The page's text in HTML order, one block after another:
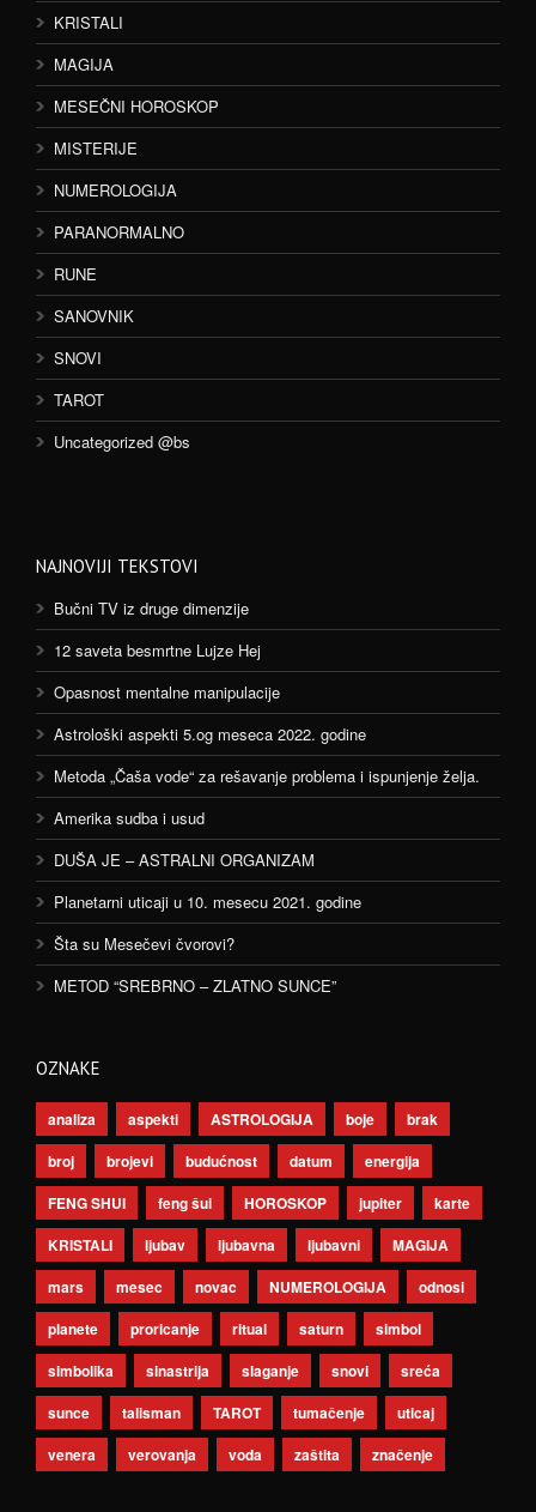
KRISTALI
MAGIJA
MESEČNI HOROSKOP
MISTERIJE
NUMEROLOGIJA
PARANORMALNO
RUNE
SANOVNIK
SNOVI
TAROT
Uncategorized @bs
NAJNOVIJI TEKSTOVI
Bučni TV iz druge dimenzije
12 saveta besmrtne Lujze Hej
Opasnost mentalne manipulacije
Astrološki aspekti 5.og meseca 2022. godine
Metoda „Čaša vode“ za rešavanje problema i ispunjenje želja.
Amerika sudba i usud
DUŠA JE – ASTRALNI ORGANIZAM
Planetarni uticaji u 10. mesecu 2021. godine
Šta su Mesečevi čvorovi?
METOD “SREBRNO – ZLATNO SUNCE”
OZNAKE
analiza aspekti ASTROLOGIJA boje
brak
broj
brojevi budućnost datum
energija
FENG SHUI
feng šui HOROSKOP jupiter
karte
KRISTALI
ljubav ljubavna ljubavni
MAGIJA
mars
mesec novac NUMEROLOGIJA
odnosi
planete
proricanje ritual saturn
simbol
simbolika
sinastrija slaganje snovi
sreća
sunce
talisman TAROT tumačenje
uticaj
venera
verovanja voda zaštita značenje